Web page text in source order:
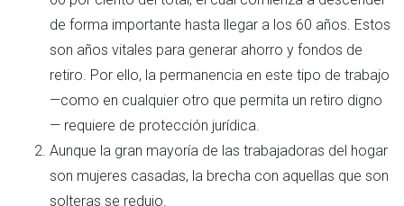
de forma importante hasta llegar a los 60 años. Estos
son años vitales para generar ahorro y fondos de
retiro. Por ello, la permanencia en este tipo de trabajo
—como en cualquier otro que permita un retiro digno
— requiere de protección jurídica.
Aunque la gran mayoría de las trabajadoras del hogar
son mujeres casadas, la brecha con aquellas que son
solteras se redujo.